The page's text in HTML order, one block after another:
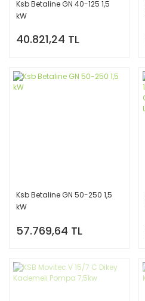
Ksb Betaline GN 40-125 1,5
kW
40.821,24 TL
Ksb Betaline GN 50-250 1,5
kW
57.769,64 TL